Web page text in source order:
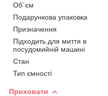
Об`єм
Подарункова упаковка
Призначення
Підходить для миття в
посудомийній машині
Стан
Тип ємності
Приховати